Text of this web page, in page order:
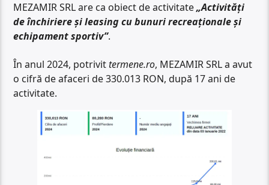
MEZAMIR SRL are ca obiect de activitate„Activități
de închiriere și leasing cu bunuri recreaționale și
echipament sportiv”.
În anul 2024, potrivittermene.ro, MEZAMIR SRL a avut
o cifră de afaceri de 330.013 RON, după 17 ani de
activitate.